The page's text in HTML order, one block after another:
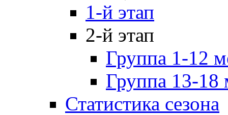
1-й этап
2-й этап
Группа 1-12
Группа 13-18
Статистика сезона